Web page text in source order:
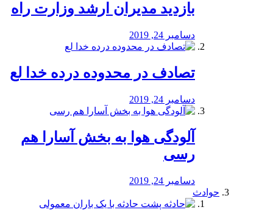
بازدید مدیران ارشد وزارت راه
دسامبر 24, 2019
تصادف در محدوده درده خدا لع
دسامبر 24, 2019
آلودگی هوا به بخش آسارا هم
رسی
دسامبر 24, 2019
حوادث